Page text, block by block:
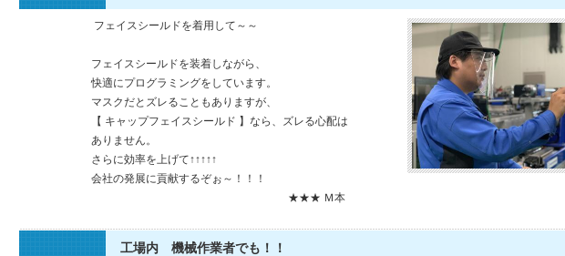
フェイスシールドを着用して～～
フェイスシールドを装着しながら、
快適にプログラミングをしています。
マスクだとズレることもありますが、
【 キャップフェイスシールド 】なら、ズレる心配は
ありません。
さらに効率を上げて↑↑↑↑↑
会社の発展に貢献するぞぉ～！！！
★★★ Ｍ本
工場内 機械作業者でも！！